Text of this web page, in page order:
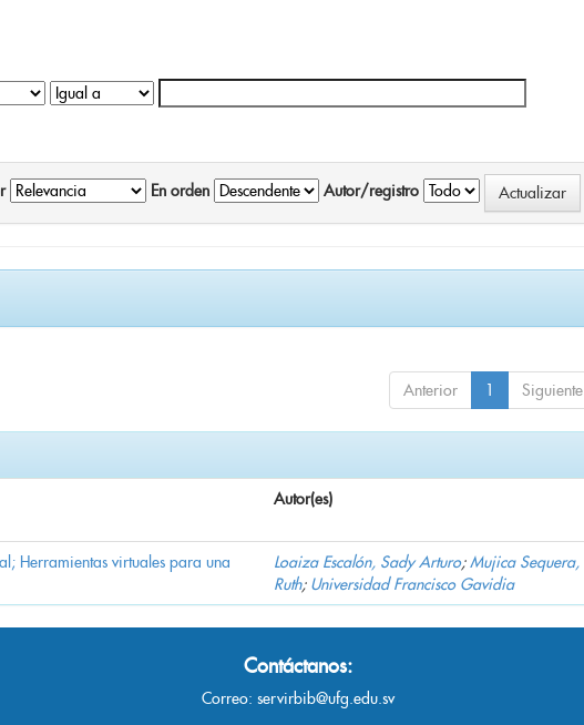
En orden Autor/registro
Anterior 1 Siguiente
Autor(es)
Herramientas virtuales para una
Loaiza Escalón, Sady Arturo;Mujica Sequera,
Ruth; Universidad Francisco Gavidia
Contáctanos:
Correo: servirbib@ufg.edu.sv